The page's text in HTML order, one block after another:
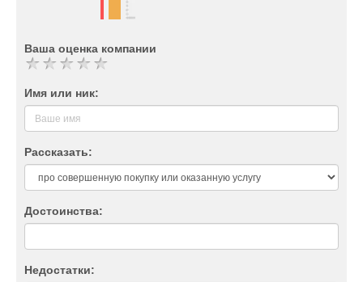
Ваша оценка компании
Имя или ник:
Рассказать:
Достоинства:
Недостатки: